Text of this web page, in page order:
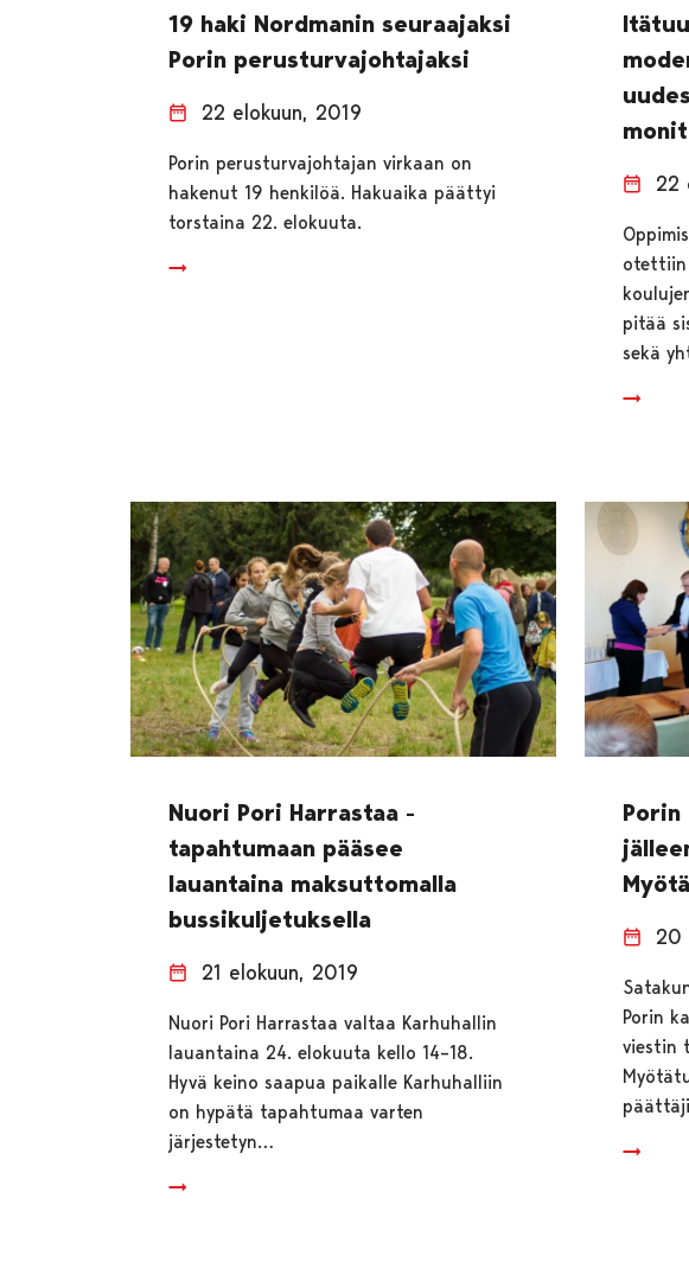
19 haki Nordmanin seuraajaksi
Porin perusturvajohtajaksi
22 elokuun, 2019
Porin perusturvajohtajan virkaan on
hakenut 19 henkilöä. Hakuaika päättyi
torstaina 22. elokuuta.
22
otettiin
pitää
sekä
Nuori Pori Harrastaa -
tapahtumaan pääsee
lauantaina maksuttomalla
bussikuljetuksella
21 elokuun, 2019
Nuori Pori Harrastaa valtaa Karhuhallin
lauantaina 24. elokuuta kello 14–18.
Hyvä keino saapua paikalle Karhuhalliin
on hypätä tapahtumaa varten
järjestetyn…
20
Porin
viestin